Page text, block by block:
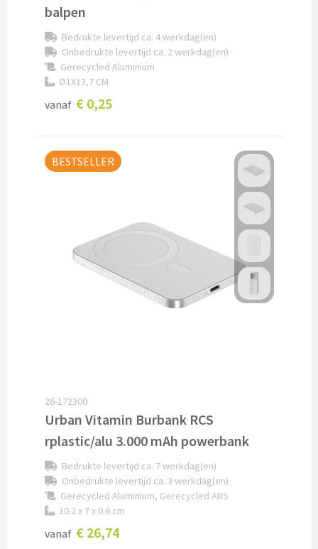
Memo's
Memoblaadjes bedrukken
Memo boekjes bedrukken
Memo sets bedrukken
Custom made schrijfblokken
Custom made memoblaadjes
Bureau onderleggers bedrukken
Bureaulampen bedrukken
Linialen bedrukken
Muismatten bedrukken
balpen
Bedrukte levertijd ca. 4 werkdag(en)
Onbedrukte levertijd ca. 2 werkdag(en)
Gerecycled Aluminium
Ø1X13,7 CM
vanaf € 0,25
BESTSELLER
26-172300
Urban Vitamin Burbank RCS
rplastic/alu 3.000 mAh powerbank
Bedrukte levertijd ca. 7 werkdag(en)
Onbedrukte levertijd ca. 3 werkdag(en)
Gerecycled Aluminium, Gerecycled ABS
10.2 x 7 x 0.6 cm
vanaf € 26,74